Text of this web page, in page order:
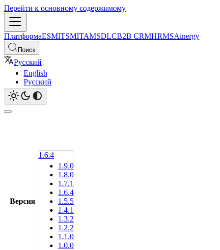
Перейти к основному содержимому
ПлатформаESMITSMITAMSDLCB2B CRMHRMSAinergy
Поиск
Русский
English
Русский
Версия
1.6.4
1.9.0
1.8.0
1.7.1
1.6.4
1.5.5
1.4.1
1.3.2
1.2.2
1.1.0
1.0.0